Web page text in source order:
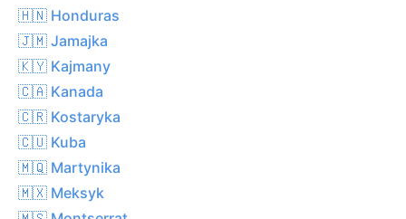
🇭🇳 Honduras
🇯🇲 Jamajka
🇰🇾 Kajmany
🇨🇦 Kanada
🇨🇷 Kostaryka
🇨🇺 Kuba
🇲🇶 Martynika
🇲🇽 Meksyk